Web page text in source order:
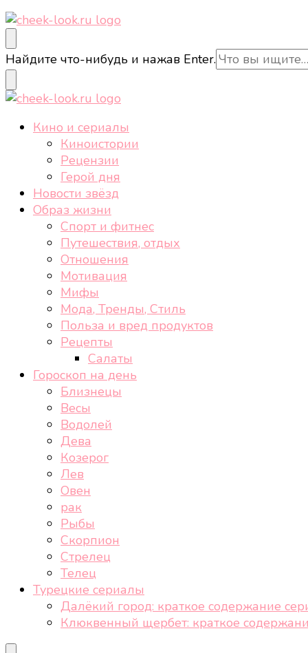
cheek-look.ru
Женский сайт о звездах и кино, а также трендах,
Ищите
что-
то?
Найдите что-нибудь и нажав Enter.
cheek-look.ru
Женский сайт о звездах и кино, а также трендах,
Кино и сериалы
Киноистории
Рецензии
Герой дня
Новости звёзд
Образ жизни
Спорт и фитнес
Путешествия, отдых
Отношения
Мотивация
Мифы
Мода, Тренды, Стиль
Польза и вред продуктов
Рецепты
Салаты
Гороскоп на день
Близнецы
Весы
Водолей
Дева
Козерог
Лев
Овен
рак
Рыбы
Скорпион
Стрелец
Телец
Турецкие сериалы
Далёкий город: краткое содержание
Клюквенный щербет: краткое